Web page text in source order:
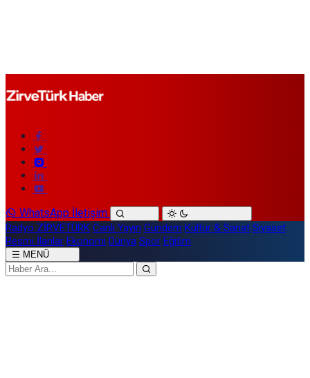
WhatsApp İletişim
Radyo ZİRVETÜRK Canlı Yayın Gündem Kültür & Sanat Siyaset
Resmi İlanlar Ekonomi Dünya Spor Eğitim
MENÜ